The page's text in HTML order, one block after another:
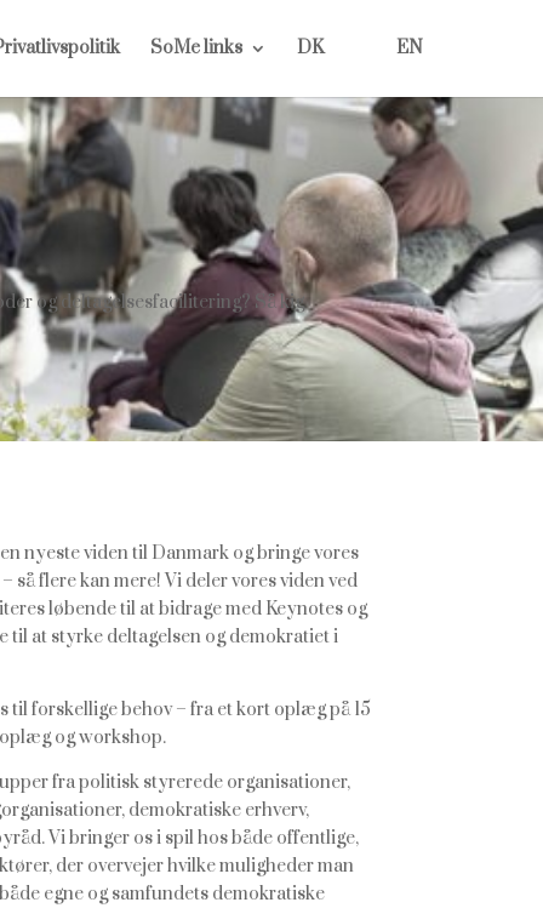
SoMe links DK EN
og deltagelsesfacilitering? Så kig
nyeste viden til Danmark og bringe vores
så flere kan mere! Vi deler vores viden ved
løbende til at bidrage med Keynotes og
til at styrke deltagelsen og demokratiet i
forskellige behov – fra et kort oplæg på 15
og workshop.
fra politisk styrerede organisationer,
demokratiske erhverv,
Vi bringer os i spil hos både offentlige,
der overvejer hvilke muligheder man
egne og samfundets demokratiske